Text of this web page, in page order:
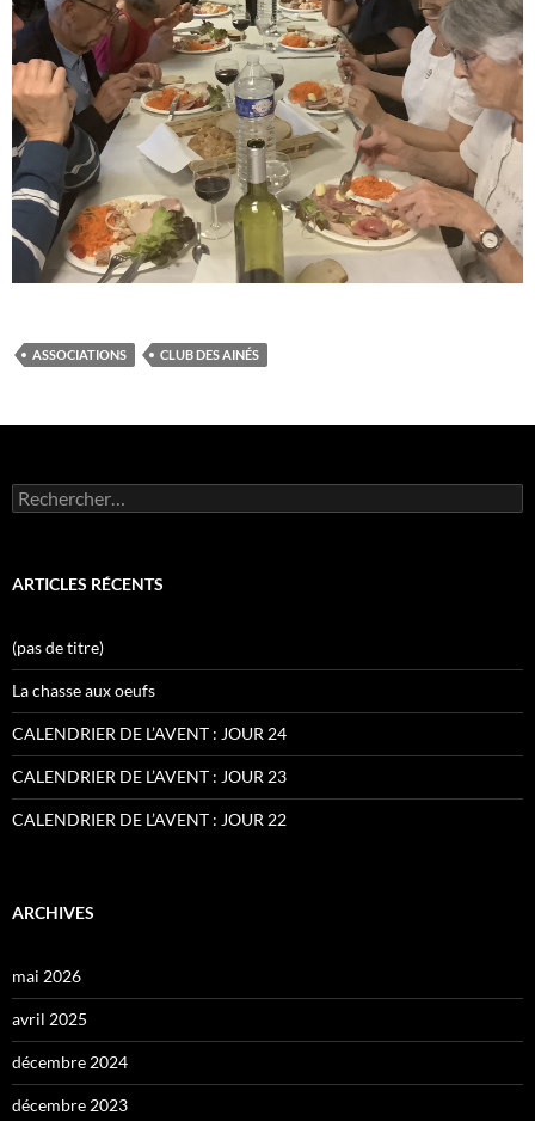
ASSOCIATIONS CLUB DES AINÉS
Rechercher :
ARTICLES RÉCENTS
(pas de titre)
La chasse aux oeufs
CALENDRIER DE L’AVENT : JOUR 24
CALENDRIER DE L’AVENT : JOUR 23
CALENDRIER DE L’AVENT : JOUR 22
ARCHIVES
mai 2026
avril 2025
décembre 2024
décembre 2023